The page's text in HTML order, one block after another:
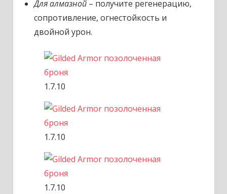
Для алмазной– получите регенерацию,
сопротивление, огнестойкость и
двойной урон.
1.7.10
1.7.10
1.7.10